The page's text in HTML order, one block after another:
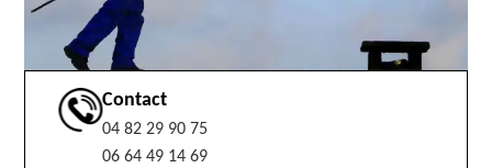
Contact
04 82 29 90 75
06 64 49 14 69